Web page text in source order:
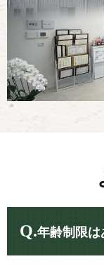
Q.年齢制限は